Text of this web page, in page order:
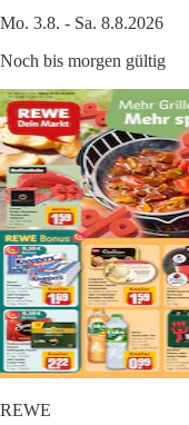
Mo. 3.8. - Sa. 8.8.2026
Noch bis morgen gültig
REWE